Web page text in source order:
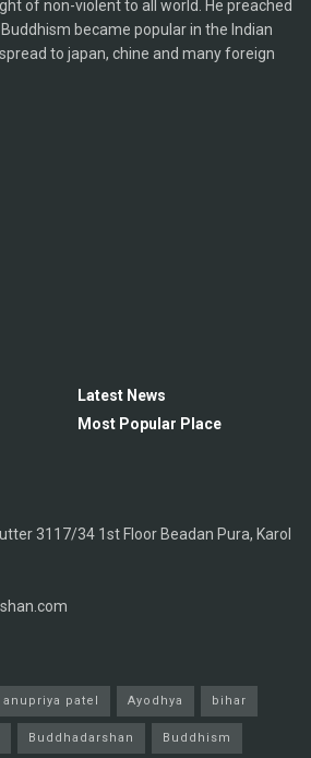
of non-violent to all world. He preached
became popular in the Indian
to japan, chine and many foreign
Latest News
Most Popular Place
3117/34 1st Floor Beadan Pura, Karol
anupriya patel Ayodhya bihar
Buddhadarshan Buddhism